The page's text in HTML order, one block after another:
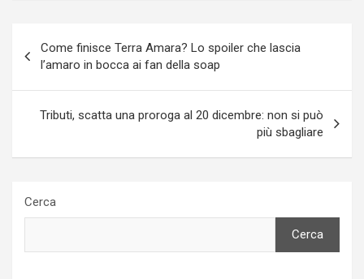
articoli
Come finisce Terra Amara? Lo spoiler che lascia
l’amaro in bocca ai fan della soap
Tributi, scatta una proroga al 20 dicembre: non si può
più sbagliare
Cerca
Cerca